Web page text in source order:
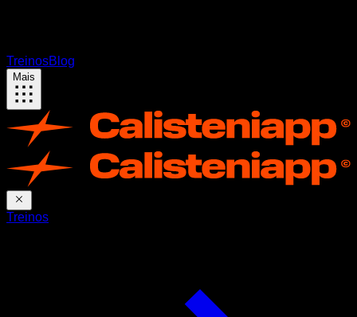
TreinosBlog
Mais
Treinos